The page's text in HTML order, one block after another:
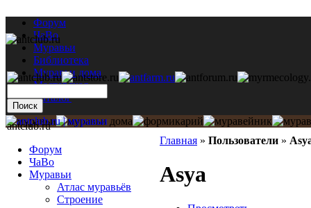
Форум
ЧаВо
Муравьи
Библиотека
Муравьи дома
Мастерская
Каталог
Главная » Пользователи »
Asya
antclub.ru
Форум
ЧаВо
Муравьи
Атлас муравьёв
Строение